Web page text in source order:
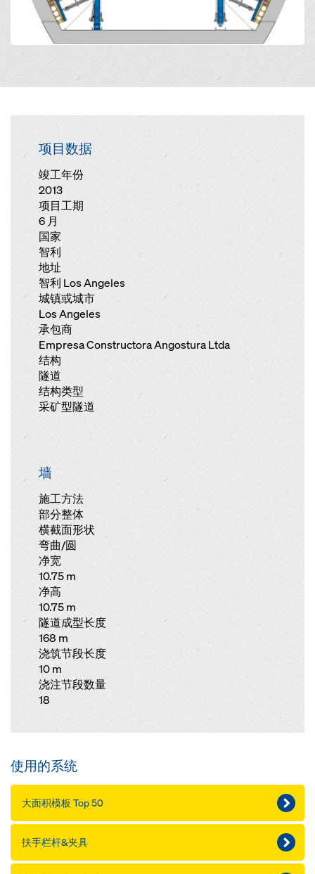
项目数据
竣工年份
2013
项目工期
6 月
国家
智利
地址
智利 Los Angeles
城镇或城市
Los Angeles
承包商
Empresa Constructora Angostura Ltda
结构
隧道
结构类型
采矿型隧道
墙
施工方法
部分整体
横截面形状
弯曲/圆
净宽
10.75 m
净高
10.75 m
隧道成型长度
168 m
浇筑节段长度
10 m
浇注节段数量
18
使用的系统
大面积模板 Top 50
扶手栏杆&夹具